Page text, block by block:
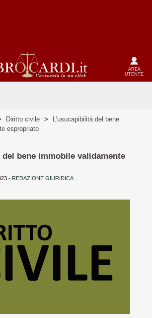
AREA
UTENTE
Diritto civile >
L’usucapibilità del bene
espropriato
del bene immobile validamente
- REDAZIONE GIURIDICA